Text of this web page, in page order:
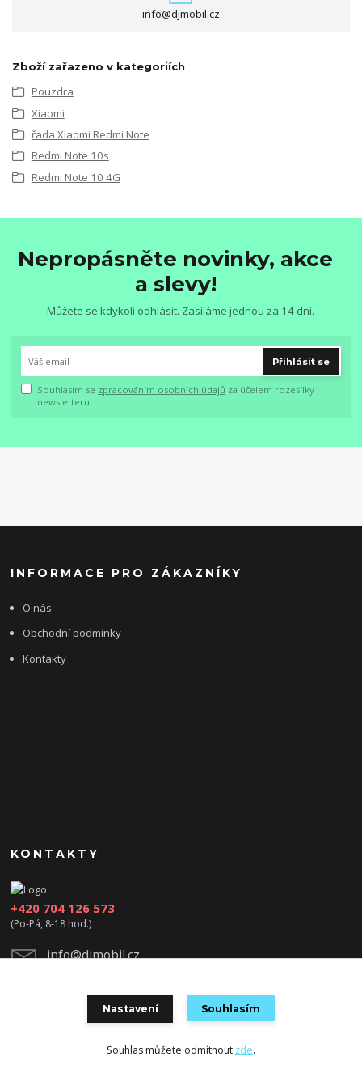
info@djmobil.cz
Zboží zařazeno v kategoriích
Pouzdra
Xiaomi
řada Xiaomi Redmi Note
Redmi Note 10s
Redmi Note 10 4G
Nepropásněte novinky, akce
a slevy!
Můžete se kdykoli odhlásit. Zasíláme jednou za 14 dní.
Přihlásit se
Souhlasím se zpracováním osobních údajů za účelem rozesílky
newsletteru.
INFORMACE PRO ZÁKAZNÍKY
O nás
Obchodní podmínky
Kontakty
KONTAKTY
+420 704 126 573
(Po-Pá, 8-18 hod.)
info@djmobil.cz
Vytvořeno na Eshop-rychle.cz
Nastavení Souhlasím
Souhlas můžete odmítnout zde.